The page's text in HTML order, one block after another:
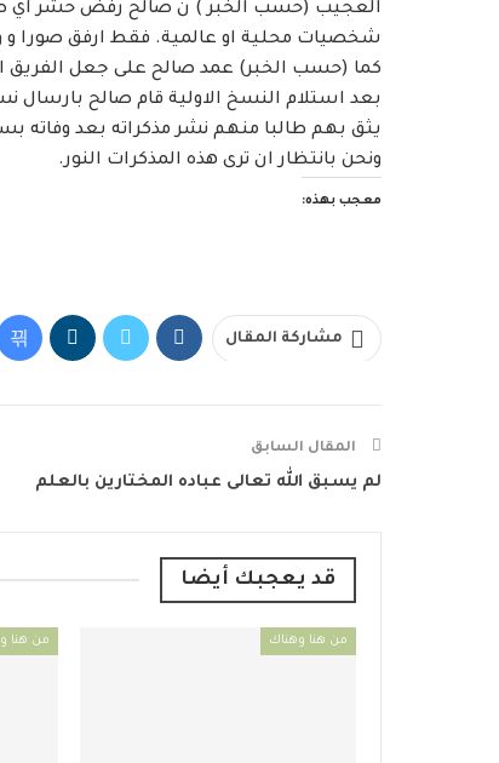
العجيب (حسب الخبر ) ن صالح رفض حشر اي
شخصيات محلية او عالمية. فقط ارفق صورا و
كما (حسب الخبر) عمد صالح على جعل الفريق
بعد استلام النسخ الاولية قام صالح
يثق بهم طالبا منهم نشر مذكراته بعد وفاته
ونحن بانتظار ان ترى هذه المذكرات النور.
معجب بهذه:
مشاركة المقال
المقال السابق
لم يسبق الله تعالى عباده المختارين بالعلم
قد يعجبك أيضا
من هنا وهناك من هنا